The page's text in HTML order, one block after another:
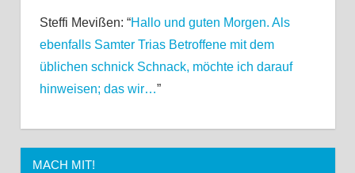
Steffi Mevißen: “Hallo und guten Morgen. Als
ebenfalls Samter Trias Betroffene mit dem
üblichen schnick Schnack, möchte ich darauf
hinweisen; das wir…”
MACH MIT!